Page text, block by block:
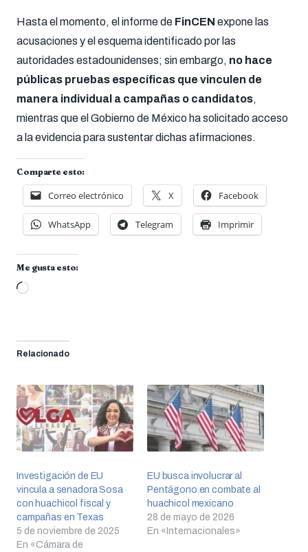
Hasta el momento, el informe de FinCEN expone las
acusaciones y el esquema identificado por las
autoridades estadounidenses; sin embargo, no hace
públicas pruebas específicas que vinculen de
manera individual a campañas o candidatos,
mientras que el Gobierno de México ha solicitado acceso
a la evidencia para sustentar dichas afirmaciones.
Comparte esto:
Correo electrónico X Facebook
WhatsApp Telegram Imprimir
Me gusta esto:
Cargando...
Relacionado
Investigación de EU
vincula a senadora Sosa
con huachicol fiscal y
campañas en Texas
5 de noviembre de 2025
En «Cámara de
EU busca involucrar al
Pentágono en combate al
huachicol mexicano
28 de mayo de 2026
En «Internacionales»